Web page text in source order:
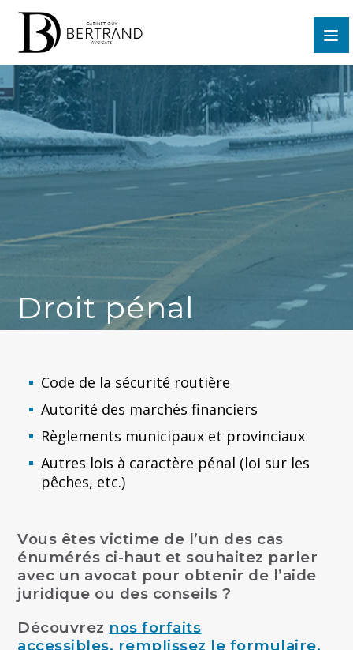
Droit pénal
Code de la sécurité routière
Autorité des marchés financiers
Règlements municipaux et provinciaux
Autres lois à caractère pénal (loi sur les
pêches, etc.)
Vous êtes victime de l’un des cas
énumérés ci-haut et souhaitez parler
avec un avocat pour obtenir de l’aide
juridique ou des conseils ?
Découvrez nos forfaits
accessibles, remplissez le formulaire,